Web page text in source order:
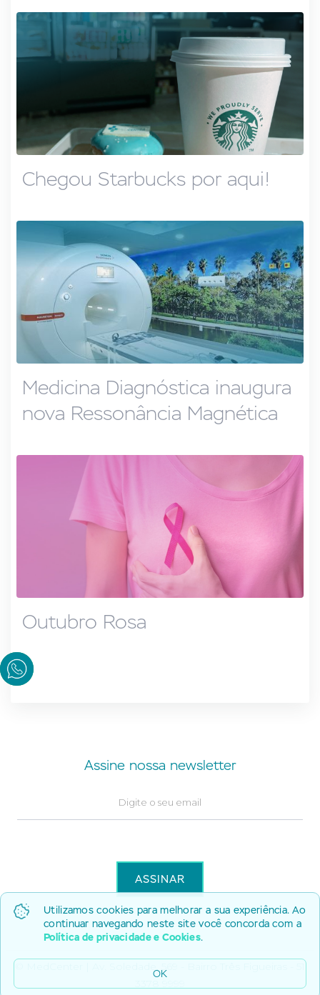
Utilizamos cookies para melhorar a sua experiência. Ao
continuar navegando neste site você concorda com a
Política de privacidade e Cookies.
OK
Chegou Starbucks por aqui!
Medicina Diagnóstica inaugura
nova Ressonância Magnética
Outubro Rosa
Assine nossa newsletter